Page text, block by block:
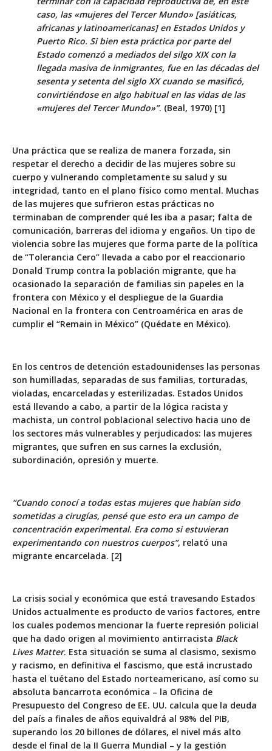
caso, las «mujeres del Tercer Mundo» [asiáticas,
africanas y latinoamericanas] en Estados Unidos y
Puerto Rico. Si bien esta práctica por parte del
Estado comenzó a mediados del silgo XIX con la
llegada masiva de inmigrantes, fue en las décadas del
sesenta y setenta del siglo XX cuando se masificó,
convirtiéndose en algo habitual en las vidas de las
«mujeres del Tercer Mundo»”. (Beal, 1970) [1]
Una práctica que se realiza de manera forzada, sin
respetar el derecho a decidir de las mujeres sobre su
cuerpo y vulnerando completamente su salud y su
integridad, tanto en el plano físico como mental. Muchas
de las mujeres que sufrieron estas prácticas no
terminaban de comprender qué les iba a pasar; falta de
comunicación, barreras del idioma y engaños. Un tipo de
violencia sobre las mujeres que forma parte de la política
de “Tolerancia Cero” llevada a cabo por el reaccionario
Donald Trump contra la población migrante, que ha
ocasionado la separación de familias sin papeles en la
frontera con México y el despliegue de la Guardia
Nacional en la frontera con Centroamérica en aras de
cumplir el “Remain in México” (Quédate en México).
En los centros de detención estadounidenses las personas
son humilladas, separadas de sus familias, torturadas,
violadas, encarceladas y esterilizadas. Estados Unidos
está llevando a cabo, a partir de la lógica racista y
machista, un control poblacional selectivo hacia uno de
los sectores más vulnerables y perjudicados: las mujeres
migrantes, que sufren en sus carnes la exclusión,
subordinación, opresión y muerte.
“Cuando conocí a todas estas mujeres que habían sido
sometidas a cirugías, pensé que esto era un campo de
concentración experimental. Era como si estuvieran
experimentando con nuestros cuerpos”, relató una
migrante encarcelada. [2]
La crisis social y económica que está travesando Estados
Unidos actualmente es producto de varios factores, entre
los cuales podemos mencionar la fuerte represión policial
que ha dado origen al movimiento antirracista Black
Lives Matter. Esta situación se suma al clasismo, sexismo
y racismo, en definitiva el fascismo, que está incrustado
hasta el tuétano del Estado norteamericano, así como su
absoluta bancarrota económica – la Oficina de
Presupuesto del Congreso de EE. UU. calcula que la deuda
del país a finales de años equivaldrá al 98% del PIB,
superando los 20 billones de dólares, el nivel más alto
desde el final de la II Guerra Mundial – y la gestión